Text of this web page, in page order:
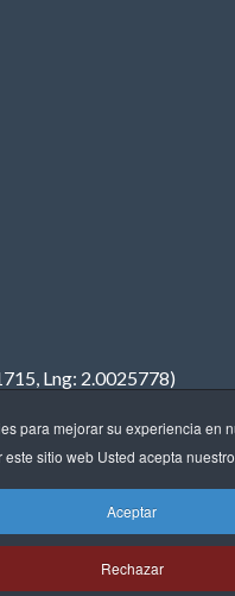
Lng: 2.0025778)
© 2023 · FREDIMAR, S.A.
Neótik
Aviso Legal Política de
para mejorar su experiencia en
este sitio web Usted acepta
Aceptar
Rechazar